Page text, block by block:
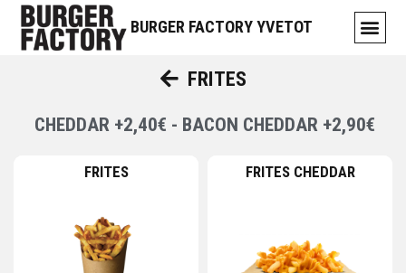
BURGER FACTORY YVETOT
FRITES
CHEDDAR +2,40€ - BACON CHEDDAR +2,90€
FRITES FRITES CHEDDAR